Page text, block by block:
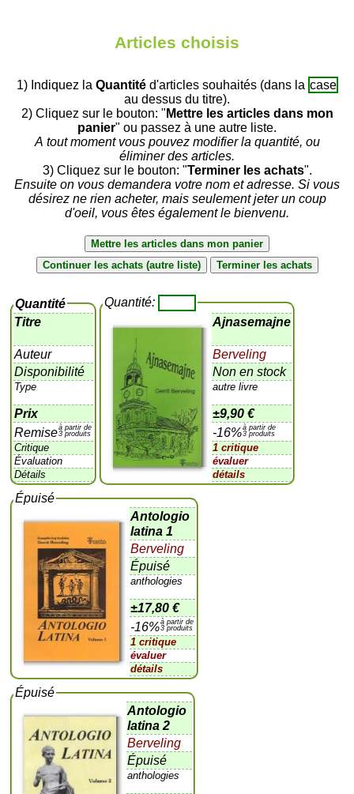
Articles choisis
1) Indiquez la Quantitéd'articles souhaités (dans la case
au dessus du titre).
2) Cliquez sur le bouton: " Mettre les articles dans mon
panier" ou passez à une autre liste.
A tout moment vous pouvez modifier la quantité, ou
éliminer des articles.
3) Cliquez sur le bouton: "Terminer les achats".
Ensuite on vous demandera votre nom et adresse. Si vous
désirez ne rien acheter, mais seulement jeter un coup
d'oeil, vous êtes également le bienvenu.
Quantité
Titre
Auteur
Disponibilité
Type
Prix
Remiseà partir de
3 produits
Critique
Évaluation
Détails
Quantité:
Ajnasemajne
Berveling
Non en stock
autre livre
±9,90 €
-16%à partir de
3 produits
1 critique
évaluer
détails
Épuisé
Antologio
latina 1
Berveling
Épuisé
anthologies
±17,80 €
-16%à partir de
3 produits
1 critique
évaluer
détails
Épuisé
Antologio
latina 2
Berveling
Épuisé
anthologies